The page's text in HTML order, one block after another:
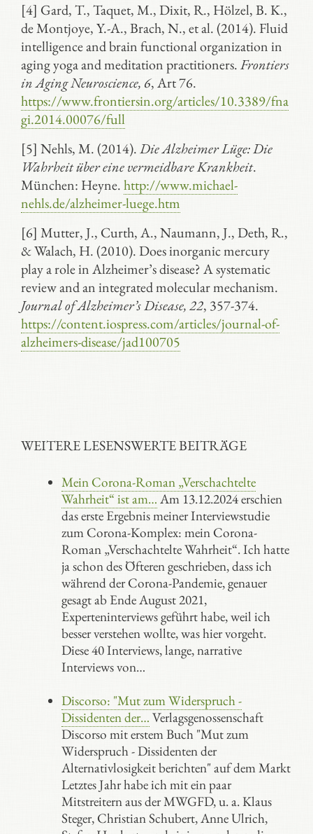
[4] Gard, T., Taquet, M., Dixit, R., Hölzel, B. K.,
de Montjoye, Y.-A., Brach, N., et al. (2014). Fluid
intelligence and brain functional organization in
aging yoga and meditation practitioners.Frontiers
in Aging Neuroscience, 6, Art 76.
https://www.frontiersin.org/articles/10.3389/fna
gi.2014.00076/full
[5] Nehls, M. (2014).Die Alzheimer Lüge: Die
Wahrheit über eine vermeidbare Krankheit.
München: Heyne.http://www.michael-
nehls.de/alzheimer-luege.htm
[6] Mutter, J., Curth, A., Naumann, J., Deth, R.,
& Walach, H. (2010). Does inorganic mercury
play a role in Alzheimer’s disease? A systematic
review and an integrated molecular mechanism.
Journal of Alzheimer’s Disease, 22, 357-374.
https://content.iospress.com/articles/journal-of-
alzheimers-disease/jad100705
WEITERE LESENSWERTE BEITRÄGE
Mein Corona-Roman „Verschachtelte
Wahrheit“ ist am… Am 13.12.2024 erschien
das erste Ergebnis meiner Interviewstudie
zum Corona-Komplex: mein Corona-
Roman „Verschachtelte Wahrheit“. Ich hatte
ja schon des Öfteren geschrieben, dass ich
während der Corona-Pandemie, genauer
gesagt ab Ende August 2021,
Experteninterviews geführt habe, weil ich
besser verstehen wollte, was hier vorgeht.
Diese 40 Interviews, lange, narrative
Interviews von…
Discorso: "Mut zum Widerspruch -
Dissidenten der… Verlagsgenossenschaft
Discorso mit erstem Buch "Mut zum
Widerspruch - Dissidenten der
Alternativlosigkeit berichten" auf dem Markt
Letztes Jahr habe ich mit ein paar
Mitstreitern aus der MWGFD, u. a. Klaus
Steger, Christian Schubert, Anne Ulrich,